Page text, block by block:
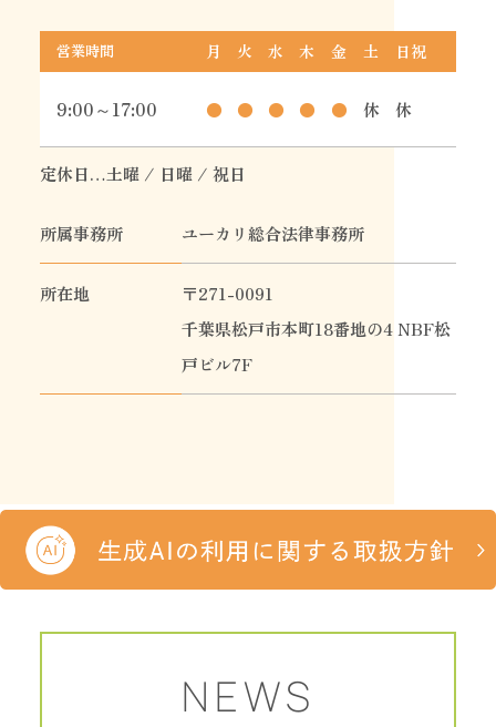
営業時間 月 火 水 木 金 土 日祝
9:00～17:00 ● ● ● ● ● 休 休
定休日…土曜 / 日曜 / 祝日
所属事務所 ユーカリ総合法律事務所
所在地
〒271-0091
千葉県松戸市本町18番地の4 NBF松
戸ビル7F
NEWS